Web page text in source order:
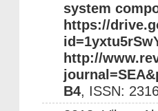
system
https://
http://
B4, ISSN: